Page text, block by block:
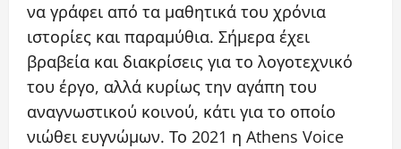
να γράφει από τα μαθητικά του χρόνια
ιστορίες και παραμύθια. Σήμερα έχει
βραβεία και διακρίσεις για το λογοτεχνικό
του έργο, αλλά κυρίως την αγάπη του
αναγνωστικού κοινού, κάτι για το οποίο
νιώθει ευγνώμων. Το 2021 η Athens Voice